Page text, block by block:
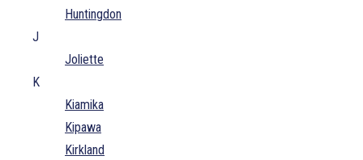
Huntingdon
J
Joliette
K
Kiamika
Kipawa
Kirkland